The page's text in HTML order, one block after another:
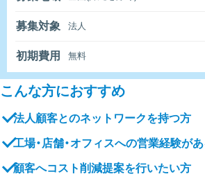
募集対象 法人
初期費用 無料
こんな方におすすめ
法人顧客とのネットワークを持つ方
工場・店舗・オフィスへの営業経験が
顧客へコスト削減提案を行いたい方